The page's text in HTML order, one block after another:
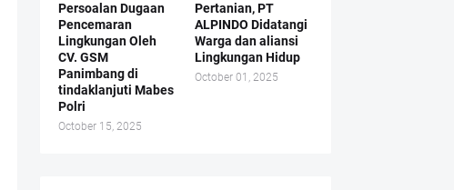
Persoalan Dugaan
Pencemaran
Lingkungan Oleh
CV. GSM
Panimbang di
tindaklanjuti Mabes
Polri
October 15, 2025
Pertanian, PT
ALPINDO Didatangi
Warga dan aliansi
Lingkungan Hidup
October 01, 2025